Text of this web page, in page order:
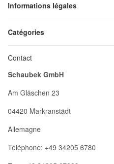
Informations légales
Catégories
Contact
Schaubek GmbH
Am Gläschen 23
04420 Markranstädt
Allemagne
Téléphone: +49 34205 6780